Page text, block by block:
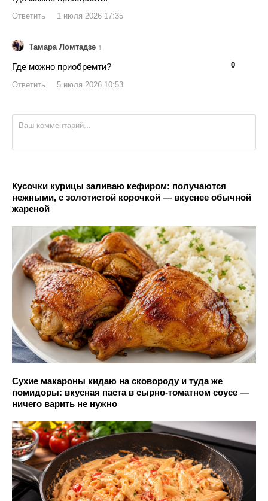
Ответить 1 июля 2026 17:35
Тамара Ломтадзе 1
0
Где можно приобремти?
Ответить 5 июля 2026 10:53
Кусочки курицы заливаю кефиром: получаются
нежными, с золотистой корочкой — вкуснее обычной
жареной
Сухие макароны кидаю на сковороду и туда же
помидоры: вкусная паста в сырно-томатном соусе —
ничего варить не нужно